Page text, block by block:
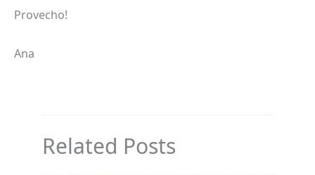
Provecho!
Ana
Related Posts